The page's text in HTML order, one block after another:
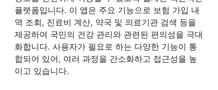
플랫폼입니다. 이 앱은 주요 기능으로 보험 가입 내
역 조회, 진료비 계산, 약국 및 의료기관 검색 등을
제공하여 국민의 건강 관리와 관련된 편의성을 극대
화합니다. 사용자가 필요로 하는 다양한 기능이 통
합되어 있어, 여러 과정을 간소화하고 접근성을 높
이고 있습니다.